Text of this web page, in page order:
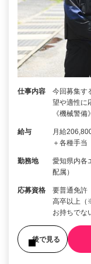
仕事内容
今回募集す
望や適性に
《機械警
給与
月給
＋各種手
勤務地
愛知県内各
配属）
応募資格
要普通免許
高卒以上（
お持ちでな
後で見る